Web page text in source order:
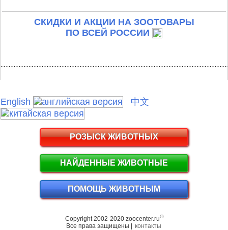
СКИДКИ И АКЦИИ НА ЗООТОВАРЫ
ПО ВСЕЙ РОССИИ
English 中文
РОЗЫСК ЖИВОТНЫХ
НАЙДЕННЫЕ ЖИВОТНЫЕ
ПОМОЩЬ ЖИВОТНЫМ
Copyright 2002-2020 zoocenter.ru©
Все права защищены | контакты